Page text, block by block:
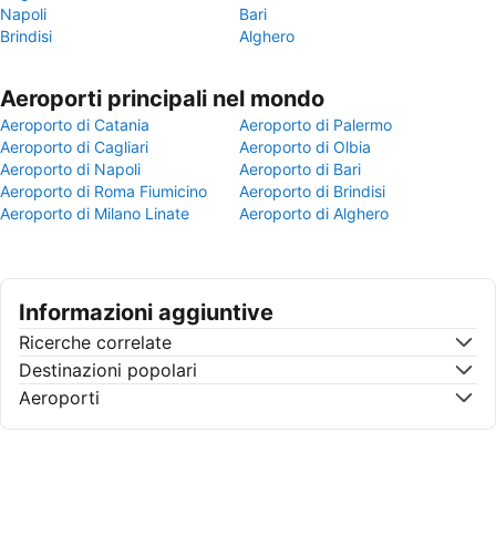
Napoli
Bari
Brindisi
Alghero
Aeroporti principali nel mondo
Aeroporto di Catania
Aeroporto di Palermo
Aeroporto di Cagliari
Aeroporto di Olbia
Aeroporto di Napoli
Aeroporto di Bari
Aeroporto di Roma Fiumicino
Aeroporto di Brindisi
Aeroporto di Milano Linate
Aeroporto di Alghero
Informazioni aggiuntive
Ricerche correlate
Destinazioni popolari
Aeroporti